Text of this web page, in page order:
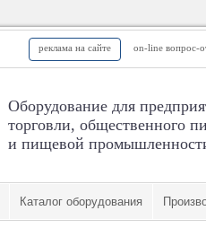
реклама на сайте on-line вопрос-
Оборудование для
торговли, общественного
и пищевой
Каталог оборудования